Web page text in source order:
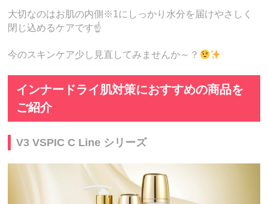
大切なのはお肌の内側※1にしっかり水分を届けやさしく
閉じ込めるケアです☝️
今のスキンケア少し見直してみませんか～？
インナードライ肌対策におすすめの商品を
ご紹介
V3 VSPIC C Line シリーズ